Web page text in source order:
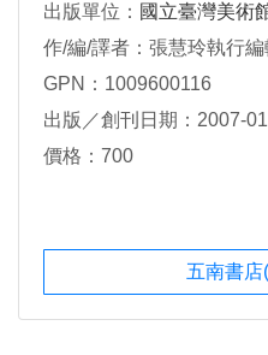
出版單位： 國立臺灣美術
作/編/譯者：張慧玲執行編
GPN：1009600116
出版／創刊日期：2007-01
價格：700
五南書